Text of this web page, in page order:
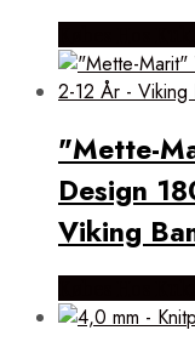
"Mette-
Design
Viking